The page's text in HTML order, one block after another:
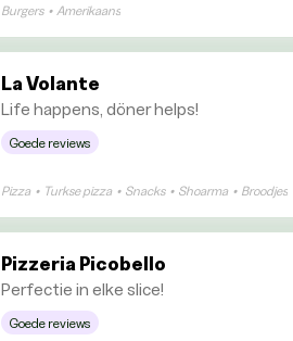
Burgers • Amerikaans
La Volante
Life happens, döner helps!
Goede reviews
Pizza • Turkse pizza • Snacks • Shoarma • Broodjes
Pizzeria Picobello
Perfectie in elke slice!
Goede reviews